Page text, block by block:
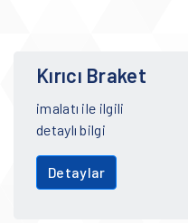
Kırıcı Braket
imalatı ile ilgili
detaylı bilgi
Detaylar